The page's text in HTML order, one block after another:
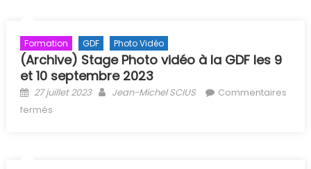
Formation GDF Photo Vidéo
(Archive) Stage Photo vidéo à la GDF les 9
et 10 septembre 2023
Posted on
27 juillet 2023 Author
Jean-Michel SCIUS
Commentaires
fermés